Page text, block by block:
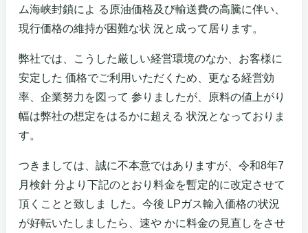
ム海峡封鎖によ る原油価格及び輸送費の高騰に伴い、
現行価格の維持が困難な状 況と成って居ります。
弊社では、こうした厳しい経営環境のなか、お客様に
安定した 価格でご利用いただくため、更なる経営効
率、企業努力を図って 参りましたが、原料の値上がり
幅は弊社の想定をはるかに超える 状況となっておりま
す。
つきましては、誠に不本意ではありますが、令和8年7
月検針 分より下記のとおり料金を暫定的に改定させて
頂くことと致しま した。今後 LPガス輸入価格の状況
が好転いたしましたら、速や かに料金の見直しをさせ